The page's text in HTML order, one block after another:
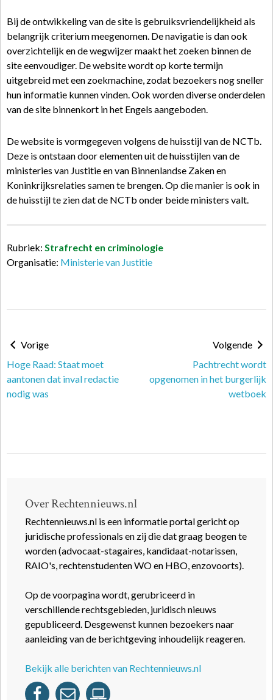
Bij de ontwikkeling van de site is gebruiksvriendelijkheid als
belangrijk criterium meegenomen. De navigatie is dan ook
overzichtelijk en de wegwijzer maakt het zoeken binnen de
site eenvoudiger. De website wordt op korte termijn
uitgebreid met een zoekmachine, zodat bezoekers nog sneller
hun informatie kunnen vinden. Ook worden diverse onderdelen
van de site binnenkort in het Engels aangeboden.
De website is vormgegeven volgens de huisstijl van de NCTb.
Deze is ontstaan door elementen uit de huisstijlen van de
ministeries van Justitie en van Binnenlandse Zaken en
Koninkrijksrelaties samen te brengen. Op die manier is ook in
de huisstijl te zien dat de NCTb onder beide ministers valt.
Rubriek: Strafrecht en criminologie
Organisatie: Ministerie van Justitie
Vorige
Hoge Raad: Staat moet
aantonen dat inval redactie
nodig was
Volgende
Pachtrecht wordt
opgenomen in het burgerlijk
wetboek
Over Rechtennieuws.nl
Rechtennieuws.nl is een informatie portal gericht op
juridische professionals en zij die dat graag beogen te
worden (advocaat-stagaires, kandidaat-notarissen,
RAIO's, rechtenstudenten WO en HBO, enzovoorts).
Op de voorpagina wordt, gerubriceerd in
verschillende rechtsgebieden, juridisch nieuws
gepubliceerd. Desgewenst kunnen bezoekers naar
aanleiding van de berichtgeving inhoudelijk reageren.
Bekijk alle berichten van Rechtennieuws.nl